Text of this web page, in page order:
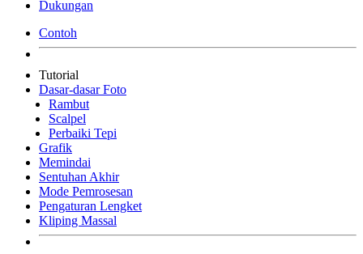
Dukungan
Contoh
Tutorial
Dasar-dasar Foto
Rambut
Scalpel
Perbaiki Tepi
Grafik
Memindai
Sentuhan Akhir
Mode Pemrosesan
Pengaturan Lengket
Kliping Massal